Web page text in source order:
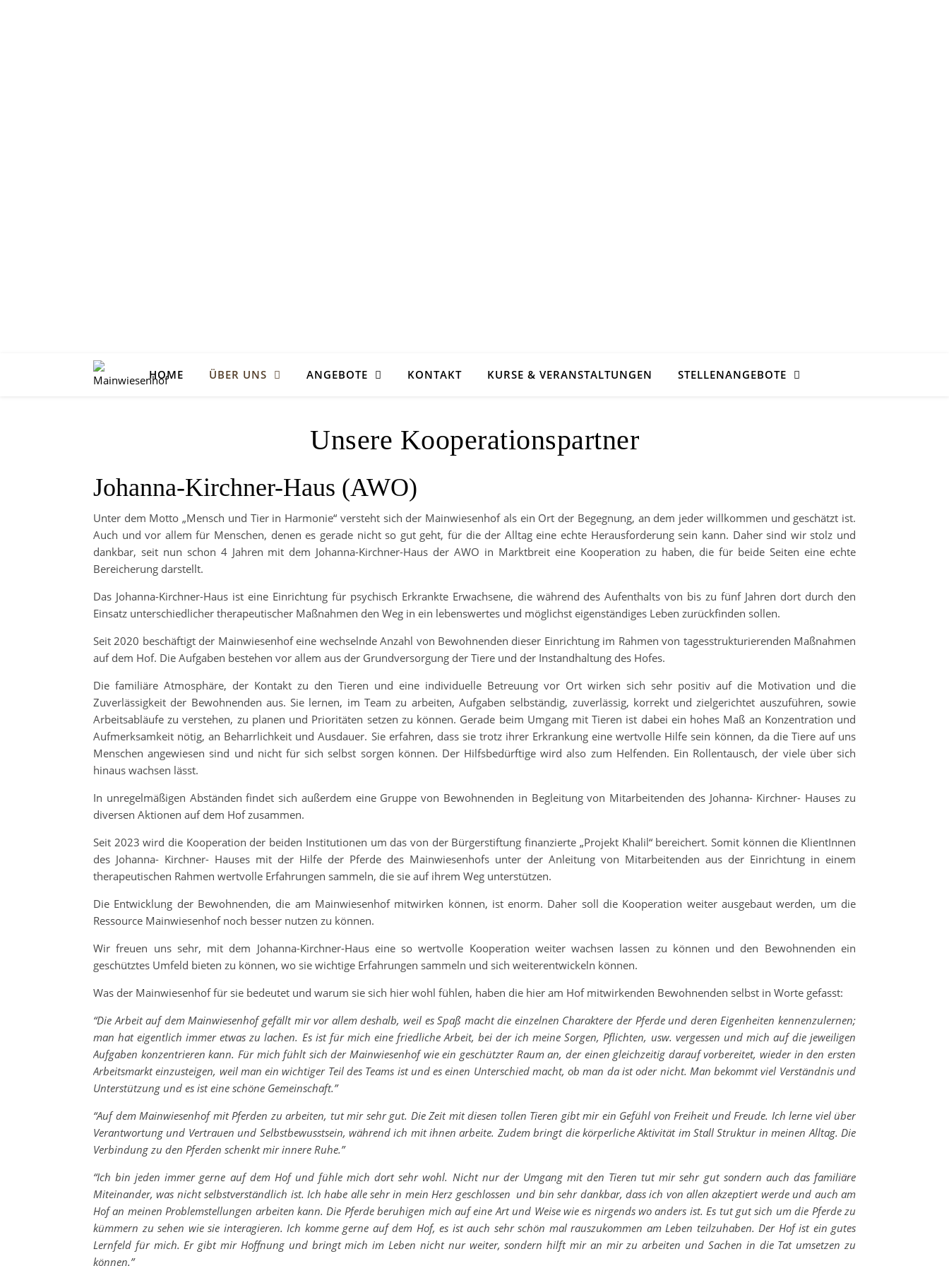
HOME ÜBER UNS ANGEBOTE KONTAKT KURSE & VERANSTALTUNGEN STELLENANGEBOTE
Unsere Kooperationspartner
Johanna-Kirchner-Haus (AWO)
Unter dem Motto „Mensch und Tier in Harmonie“ versteht sich der Mainwiesenhof als ein Ort der Begegnung, an dem jeder willkommen und geschätzt ist.
Auch und vor allem für Menschen, denen es gerade nicht so gut geht, für die der Alltag eine echte Herausforderung sein kann. Daher sind wir stolz und
dankbar, seit nun schon 4 Jahren mit dem Johanna-Kirchner-Haus der AWO in Marktbreit eine Kooperation zu haben, die für beide Seiten eine echte
Bereicherung darstellt.
Das Johanna-Kirchner-Haus ist eine Einrichtung für psychisch Erkrankte Erwachsene, die während des Aufenthalts von bis zu fünf Jahren dort durch den
Einsatz unterschiedlicher therapeutischer Maßnahmen den Weg in ein lebenswertes und möglichst eigenständiges Leben zurückfinden sollen.
Seit 2020 beschäftigt der Mainwiesenhof eine wechselnde Anzahl von Bewohnenden dieser Einrichtung im Rahmen von tagesstrukturierenden Maßnahmen
auf dem Hof. Die Aufgaben bestehen vor allem aus der Grundversorgung der Tiere und der Instandhaltung des Hofes.
Die familiäre Atmosphäre, der Kontakt zu den Tieren und eine individuelle Betreuung vor Ort wirken sich sehr positiv auf die Motivation und die
Zuverlässigkeit der Bewohnenden aus. Sie lernen, im Team zu arbeiten, Aufgaben selbständig, zuverlässig, korrekt und zielgerichtet auszuführen, sowie
Arbeitsabläufe zu verstehen, zu planen und Prioritäten setzen zu können. Gerade beim Umgang mit Tieren ist dabei ein hohes Maß an Konzentration und
Aufmerksamkeit nötig, an Beharrlichkeit und Ausdauer. Sie erfahren, dass sie trotz ihrer Erkrankung eine wertvolle Hilfe sein können, da die Tiere auf uns
Menschen angewiesen sind und nicht für sich selbst sorgen können. Der Hilfsbedürftige wird also zum Helfenden. Ein Rollentausch, der viele über sich
hinaus wachsen lässt.
In unregelmäßigen Abständen findet sich außerdem eine Gruppe von Bewohnenden in Begleitung von Mitarbeitenden des Johanna- Kirchner- Hauses zu
diversen Aktionen auf dem Hof zusammen.
Seit 2023 wird die Kooperation der beiden Institutionen um das von der Bürgerstiftung finanzierte „Projekt Khalil“ bereichert. Somit können die KlientInnen
des Johanna- Kirchner- Hauses mit der Hilfe der Pferde des Mainwiesenhofs unter der Anleitung von Mitarbeitenden aus der Einrichtung in einem
therapeutischen Rahmen wertvolle Erfahrungen sammeln, die sie auf ihrem Weg unterstützen.
Die Entwicklung der Bewohnenden, die am Mainwiesenhof mitwirken können, ist enorm. Daher soll die Kooperation weiter ausgebaut werden, um die
Ressource Mainwiesenhof noch besser nutzen zu können.
Wir freuen uns sehr, mit dem Johanna-Kirchner-Haus eine so wertvolle Kooperation weiter wachsen lassen zu können und den Bewohnenden ein
geschütztes Umfeld bieten zu können, wo sie wichtige Erfahrungen sammeln und sich weiterentwickeln können.
Was der Mainwiesenhof für sie bedeutet und warum sie sich hier wohl fühlen, haben die hier am Hof mitwirkenden Bewohnenden selbst in Worte gefasst:
“Die Arbeit auf dem Mainwiesenhof gefällt mir vor allem deshalb, weil es Spaß macht die einzelnen Charaktere der Pferde und deren Eigenheiten kennenzulernen;
man hat eigentlich immer etwas zu lachen. Es ist für mich eine friedliche Arbeit, bei der ich meine Sorgen, Pflichten, usw. vergessen und mich auf die jeweiligen
Aufgaben konzentrieren kann. Für mich fühlt sich der Mainwiesenhof wie ein geschützter Raum an, der einen gleichzeitig darauf vorbereitet, wieder in den ersten
Arbeitsmarkt einzusteigen, weil man ein wichtiger Teil des Teams ist und es einen Unterschied macht, ob man da ist oder nicht. Man bekommt viel Verständnis und
Unterstützung und es ist eine schöne Gemeinschaft.”
“Auf dem Mainwiesenhof mit Pferden zu arbeiten, tut mir sehr gut. Die Zeit mit diesen tollen Tieren gibt mir ein Gefühl von Freiheit und Freude. Ich lerne viel über
Verantwortung und Vertrauen und Selbstbewusstsein, während ich mit ihnen arbeite. Zudem bringt die körperliche Aktivität im Stall Struktur in meinen Alltag. Die
Verbindung zu den Pferden schenkt mir innere Ruhe.”
“Ich bin jeden immer gerne auf dem Hof und fühle mich dort sehr wohl. Nicht nur der Umgang mit den Tieren tut mir sehr gut sondern auch das familiäre
Miteinander, was nicht selbstverständlich ist. Ich habe alle sehr in mein Herz geschlossen und bin sehr dankbar, dass ich von allen akzeptiert werde und auch am
Hof an meinen Problemstellungen arbeiten kann. Die Pferde beruhigen mich auf eine Art und Weise wie es nirgends wo anders ist. Es tut gut sich um die Pferde zu
kümmern zu sehen wie sie interagieren. Ich komme gerne auf dem Hof, es ist auch sehr schön mal rauszukommen am Leben teilzuhaben. Der Hof ist ein gutes
Lernfeld für mich. Er gibt mir Hoffnung und bringt mich im Leben nicht nur weiter, sondern hilft mir an mir zu arbeiten und Sachen in die Tat umsetzen zu
können.”